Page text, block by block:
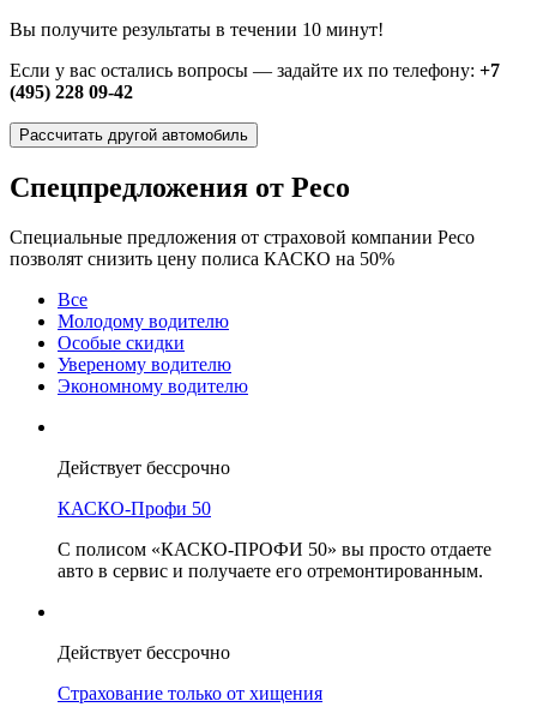
Вы получите результаты в течении 10 минут!
Если у вас остались вопросы — задайте их по телефону: +7
(495) 228 09-42
Рассчитать другой автомобиль
Cпецпредложения от Ресо
Специальные предложения от страховой компании Ресо
позволят снизить цену полиса КАСКО на 50%
Все
Молодому водителю
Особые скидки
Увереному водителю
Экономному водителю
Действует бессрочно
КАСКО-Профи 50
С полисом «КАСКО-ПРОФИ 50» вы просто отдаете
авто в сервис и получаете его отремонтированным.
Действует бессрочно
Страхование только от хищения